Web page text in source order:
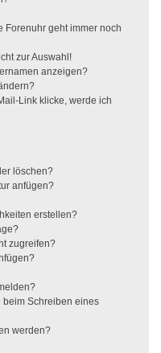
Forenuhr geht immer noch
zur Auswahl!
anzeigen?
Link klicke, werde ich
löschen?
anfügen?
erstellen?
zugreifen?
beim Schreiben eines
werden?